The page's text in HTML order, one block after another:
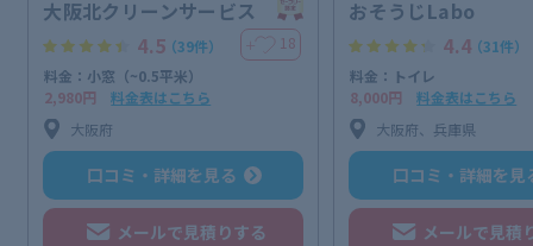
大阪北クリーンサービス
4.5（39件） ＋
18
料金：小窓（~0.5平米）
2,980円
料金表はこちら
大阪府
口コミ・詳細を見る
メールで見積りする
おそうじLabo
4.4（31件）
料金：トイレ
8,000円
料金表はこちら
大阪府、兵庫県
口コミ・詳細を見
メールで見積